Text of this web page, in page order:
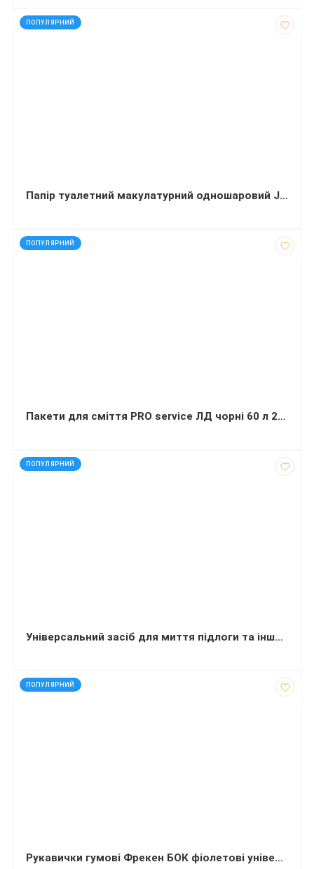
ПОПУЛЯРНИЙ
код: 50193
Папір туалетний макулатурний одношаровий Jumbo 100 метрів в рулоні d=15 см 833 відрива
ПОПУЛЯРНИЙ
код: 50159
Пакети для сміття PRO service ЛД чорні 60 л 20 шт (60х80 сантиметрів)
ПОПУЛЯРНИЙ
код: 32455
Універсальний засіб для миття підлоги та інших поверхонь Balu Uno Лимон 5 л
ПОПУЛЯРНИЙ
код: 4416
Рукавички гумові Фрекен БОК фіолетові універсальні суперміцні S